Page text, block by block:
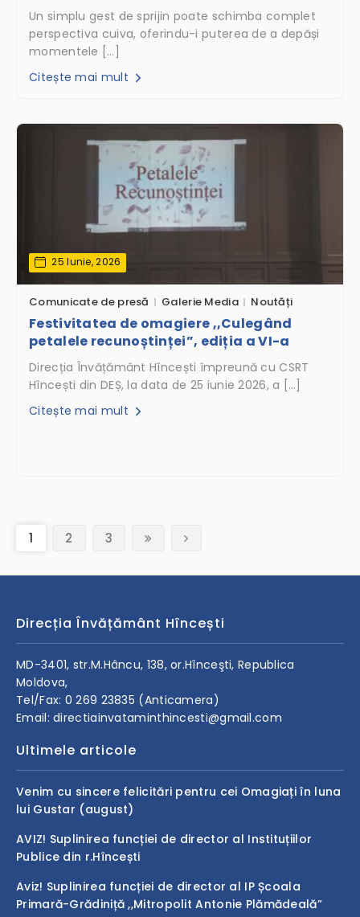
Un simplu gest de sprijin poate schimba complet
perspectiva cuiva, oferindu-i puterea de a depăși
momentele […]
Citește mai mult
25 Iunie, 2026
Comunicate de presă Galerie Media Noutăți
Festivitatea de omagiere ,,Culegând
petalele recunoștinței”, ediția a VI-a
Direcția Învățământ Hîncești împreună cu CSRT
Hîncești din DEȘ, la data de 25 iunie 2026, a […]
Citește mai mult
1 (current)
2 3
Direcția Învățământ Hîncești
MD-3401, str.M.Hâncu, 138, or.Hînceşti, Republica
Moldova,
Tel/Fax: 0 269 23835 (Anticamera)
Email: directiainvataminthincesti@gmail.com
Ultimele articole
Venim cu sincere felicitări pentru cei Omagiați în luna
lui Gustar (august)
AVIZ! Suplinirea funcției de director al Instituțiilor
Publice din r.Hîncești
Aviz! Suplinirea funcției de director al IP Școala
Primară-Grădiniță ,,Mitropolit Antonie Plămădeală”